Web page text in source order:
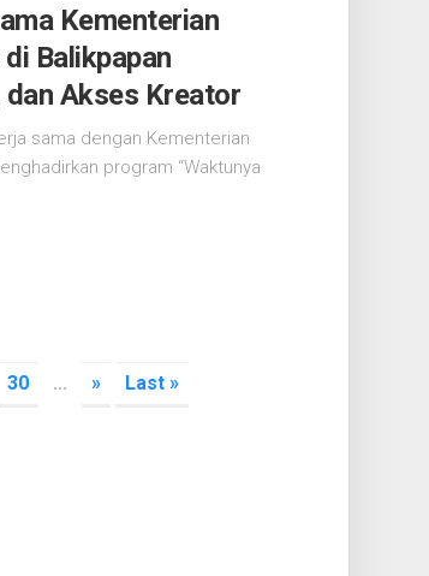
Kementerian
Balikpapan
Akses Kreator
sama dengan Kementerian
program “Waktunya
30 ... » Last »